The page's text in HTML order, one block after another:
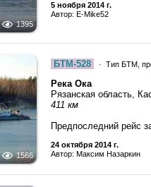
1395
5 ноября 2014 г.
Автор: E-Mike52
1566
БТМ-528 · Тип БТМ,
Река Ока
Рязанская область,
411 км
Предпоследний рейс
24 октября 2014 г.
Автор: Максим Назаркин